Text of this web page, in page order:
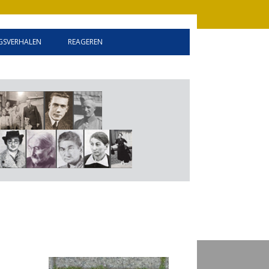
REAGEREN
GASTENBOEK
LINKEN
DISCLAIMER